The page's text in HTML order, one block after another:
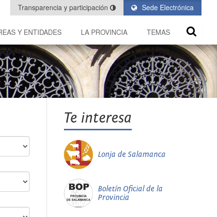
Sede Electrónica
Transparencia y participación
Y ENTIDADES LA PROVINCIA TEMAS
Te interesa
Lonja de Salamanca
Boletín Oficial de la
Provincia